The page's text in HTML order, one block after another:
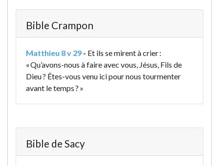
Bible Crampon
Matthieu 8 v 29 - Et ils se mirent à crier :
« Qu’avons-nous à faire avec vous, Jésus, Fils de
Dieu ? Êtes-vous venu ici pour nous tourmenter
avant le temps ? »
Bible de Sacy